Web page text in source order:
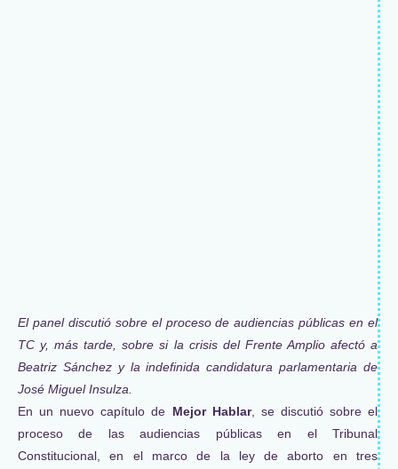
El panel discutió sobre el proceso de audiencias públicas en el
TC y, más tarde, sobre si la crisis del Frente Amplio afectó a
Beatriz Sánchez y la indefinida candidatura parlamentaria de
José Miguel Insulza.
En un nuevo capítulo de Mejor Hablar, se discutió sobre el
proceso de las audiencias públicas en el Tribunal
Constitucional, en el marco de la ley de aborto en tres